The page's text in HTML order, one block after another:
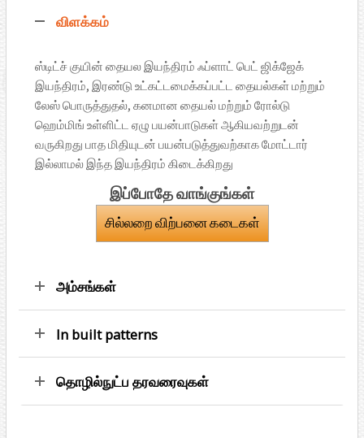
e
b
o
o
k
i
t
e
r
i
l
A
p
p
விளக்கம்
ஸ்டிட்ச் குயின் தையல இயந்திரம் ஃப்ளாட் பெட் ஜிக்ஜேக்
இயந்திரம், இரண்டு உட்கட்டமைக்கப்பட்ட தையல்கள் மற்றும்
லேஸ் பொருத்துதல், கனமான தையல் மற்றும் ரோல்டு
ஹெம்மிங் உள்ளிட்ட ஏழு பயன்பாடுகள் ஆகியவற்றுடன்
வருகிறது பாத மிதியுடன் பயன்படுத்துவற்காக மோட்டார்
இல்லாமல் இந்த இயந்திரம் கிடைக்கிறது
இப்போதே வாங்குங்கள்
சில்லறை விற்பனை கடைகள்
அம்சங்கள்
In built patterns
தொழில்நுட்ப தரவரைவுகள்